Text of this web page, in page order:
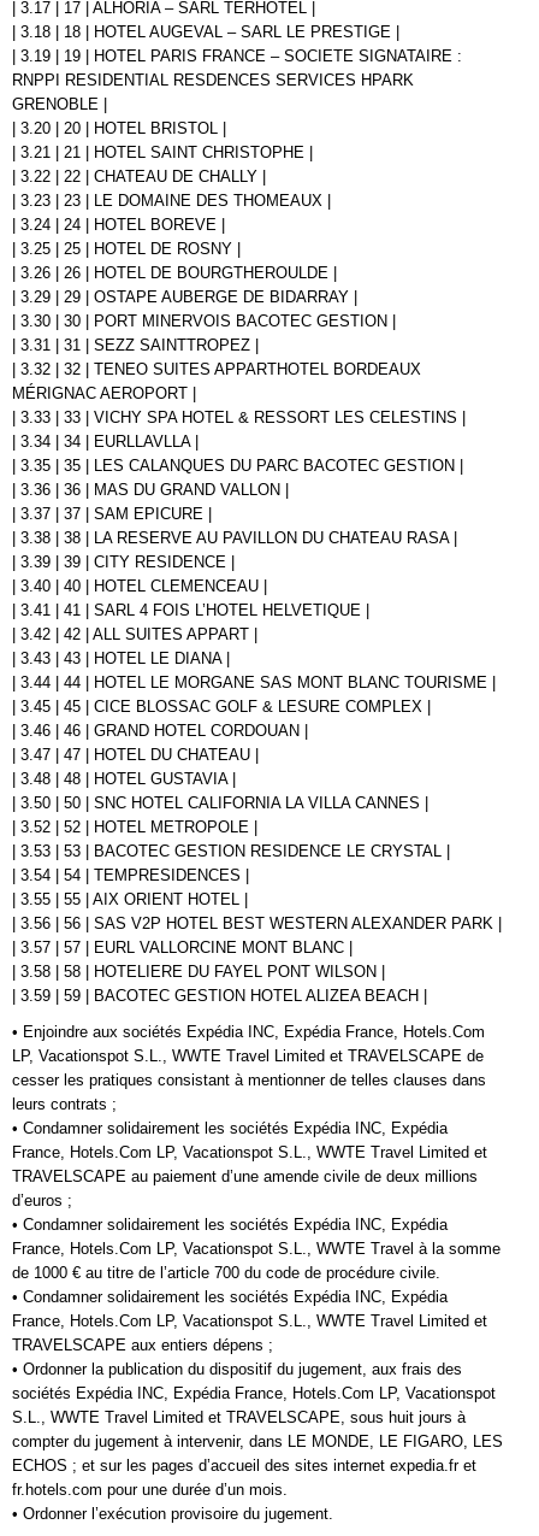
| 3.17 | 17 | ALHORIA – SARL TERHOTEL |
| 3.18 | 18 | HOTEL AUGEVAL – SARL LE PRESTIGE |
| 3.19 | 19 | HOTEL PARIS FRANCE – SOCIETE SIGNATAIRE :
RNPPI RESIDENTIAL RESDENCES SERVICES HPARK
GRENOBLE |
| 3.20 | 20 | HOTEL BRISTOL |
| 3.21 | 21 | HOTEL SAINT CHRISTOPHE |
| 3.22 | 22 | CHATEAU DE CHALLY |
| 3.23 | 23 | LE DOMAINE DES THOMEAUX |
| 3.24 | 24 | HOTEL BOREVE |
| 3.25 | 25 | HOTEL DE ROSNY |
| 3.26 | 26 | HOTEL DE BOURGTHEROULDE |
| 3.29 | 29 | OSTAPE AUBERGE DE BIDARRAY |
| 3.30 | 30 | PORT MINERVOIS BACOTEC GESTION |
| 3.31 | 31 | SEZZ SAINTTROPEZ |
| 3.32 | 32 | TENEO SUITES APPARTHOTEL BORDEAUX
MÉRIGNAC AEROPORT |
| 3.33 | 33 | VICHY SPA HOTEL & RESSORT LES CELESTINS |
| 3.34 | 34 | EURLLAVLLA |
| 3.35 | 35 | LES CALANQUES DU PARC BACOTEC GESTION |
| 3.36 | 36 | MAS DU GRAND VALLON |
| 3.37 | 37 | SAM EPICURE |
| 3.38 | 38 | LA RESERVE AU PAVILLON DU CHATEAU RASA |
| 3.39 | 39 | CITY RESIDENCE |
| 3.40 | 40 | HOTEL CLEMENCEAU |
| 3.41 | 41 | SARL 4 FOIS L’HOTEL HELVETIQUE |
| 3.42 | 42 | ALL SUITES APPART |
| 3.43 | 43 | HOTEL LE DIANA |
| 3.44 | 44 | HOTEL LE MORGANE SAS MONT BLANC TOURISME |
| 3.45 | 45 | CICE BLOSSAC GOLF & LESURE COMPLEX |
| 3.46 | 46 | GRAND HOTEL CORDOUAN |
| 3.47 | 47 | HOTEL DU CHATEAU |
| 3.48 | 48 | HOTEL GUSTAVIA |
| 3.50 | 50 | SNC HOTEL CALIFORNIA LA VILLA CANNES |
| 3.52 | 52 | HOTEL METROPOLE |
| 3.53 | 53 | BACOTEC GESTION RESIDENCE LE CRYSTAL |
| 3.54 | 54 | TEMPRESIDENCES |
| 3.55 | 55 | AIX ORIENT HOTEL |
| 3.56 | 56 | SAS V2P HOTEL BEST WESTERN ALEXANDER PARK |
| 3.57 | 57 | EURL VALLORCINE MONT BLANC |
| 3.58 | 58 | HOTELIERE DU FAYEL PONT WILSON |
| 3.59 | 59 | BACOTEC GESTION HOTEL ALIZEA BEACH |
• Enjoindre aux sociétés Expédia INC, Expédia France, Hotels.Com
LP, Vacationspot S.L., WWTE Travel Limited et TRAVELSCAPE de
cesser les pratiques consistant à mentionner de telles clauses dans
leurs contrats ;
• Condamner solidairement les sociétés Expédia INC, Expédia
France, Hotels.Com LP, Vacationspot S.L., WWTE Travel Limited et
TRAVELSCAPE au paiement d’une amende civile de deux millions
d’euros ;
• Condamner solidairement les sociétés Expédia INC, Expédia
France, Hotels.Com LP, Vacationspot S.L., WWTE Travel à la somme
de 1000 € au titre de l’article 700 du code de procédure civile.
• Condamner solidairement les sociétés Expédia INC, Expédia
France, Hotels.Com LP, Vacationspot S.L., WWTE Travel Limited et
TRAVELSCAPE aux entiers dépens ;
• Ordonner la publication du dispositif du jugement, aux frais des
sociétés Expédia INC, Expédia France, Hotels.Com LP, Vacationspot
S.L., WWTE Travel Limited et TRAVELSCAPE, sous huit jours à
compter du jugement à intervenir, dans LE MONDE, LE FIGARO, LES
ECHOS ; et sur les pages d’accueil des sites internet expedia.fr et
fr.hotels.com pour une durée d’un mois.
• Ordonner l’exécution provisoire du jugement.